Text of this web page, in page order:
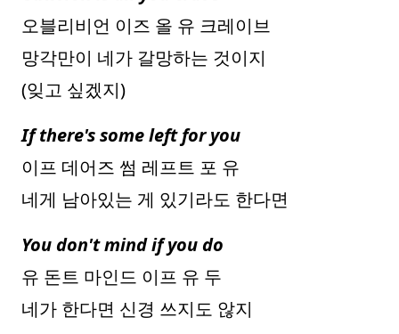
오블리비언 이즈 올 유 크레이브
망각만이 네가 갈망하는 것이지
(잊고 싶겠지)
If there's some left for you
이프 데어즈 썸 레프트 포 유
네게 남아있는 게 있기라도 한다면
You don't mind if you do
유 돈트 마인드 이프 유 두
네가 한다면 신경 쓰지도 않지